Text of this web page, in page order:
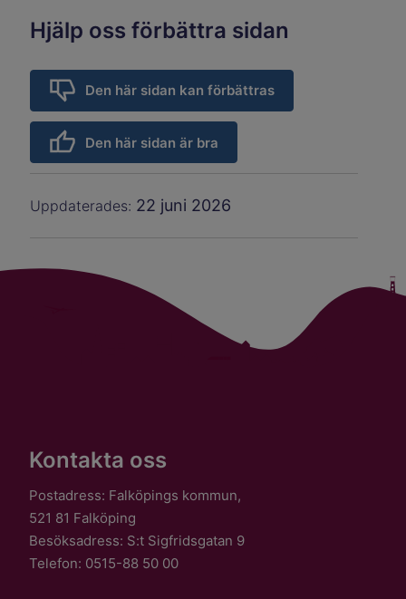
Hjälp oss förbättra sidan
Den här sidan kan förbättras
Den här sidan är bra
Uppdaterades: 22 juni 2026
Kontakta oss
Postadress: Falköpings kommun,
521 81 Falköping
Besöksadress: S:t Sigfridsgatan 9
Telefon: 0515-88 50 00